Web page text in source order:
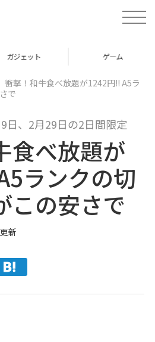
t
o
v
ガジェット ゲーム
衝撃！和牛食べ放題が1242円!! A5ラ
で
日、2月29日の2日間限定
食べ放題が
ランクの切
この安さで
新